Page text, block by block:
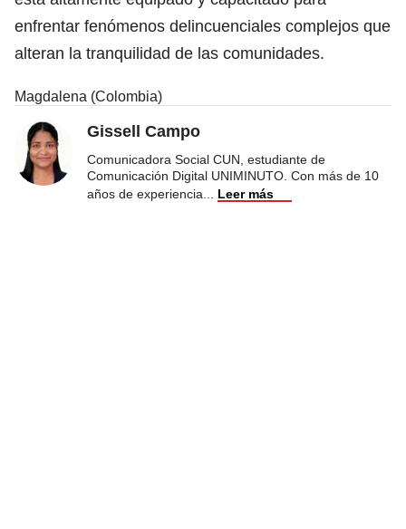
enfrentar fenómenos delincuenciales complejos que
alteran la tranquilidad de las comunidades.
Magdalena (Colombia)
Gissell Campo
Comunicadora Social CUN, estudiante de
Comunicación Digital UNIMINUTO. Con más de 10
años de experiencia
Leer más